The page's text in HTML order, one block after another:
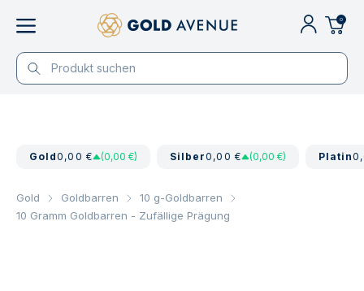
0
Gold0,00 € (0,00 €) Silber0,00 € (0,00 €) Platin
Gold Goldbarren
10 g-Goldbarren
10 Gramm Goldbarren - Zufällige Prägung